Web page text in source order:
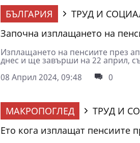
БЪЛГАРИЯ
ТРУД И
Започна изплащането на
Изплащането на пенсиите през
днес и ще завърши на 22 април,
08 Април 2024, 09:48
0
МАКРОПОГЛЕД
ТРУД И
Ето кога изплащат пенсиите